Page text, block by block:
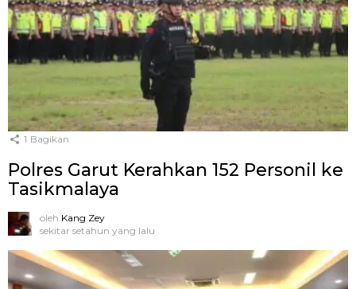
1 Bagikan
Polres Garut Kerahkan 152 Personil ke
Tasikmalaya
oleh Kang Zey
sekitar setahun yang lalu